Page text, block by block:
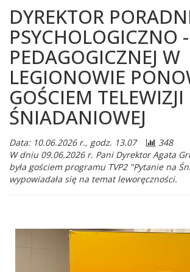
DYREKTOR
PSYCHOLOGICZNO -
PEDAGOGICZNEJ W
LEGIONOWIE
GOŚCIEM TELEWIZJI
ŚNIADANIOWEJ
Data: 10.06.2026 r., godz. 13.07
348
W dniu 09.06.2026 r. Pani Dyrektor Agata
była gościem programu TVP2 "Pytanie na
wypowiadała się na temat leworęczności.